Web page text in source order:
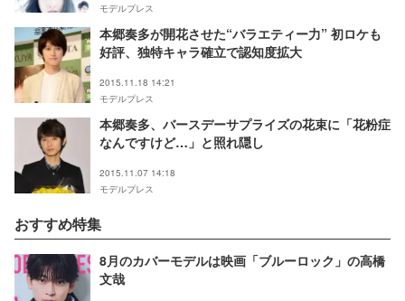
モデルプレス
本郷奏多が開花させた“バラエティー力” 初ロケも
好評、独特キャラ確立で認知度拡大
2015.11.18 14:21
モデルプレス
本郷奏多、バースデーサプライズの花束に「花粉症
なんですけど…」と照れ隠し
2015.11.07 14:18
モデルプレス
おすすめ特集
8月のカバーモデルは映画「ブルーロック」の高橋
文哉